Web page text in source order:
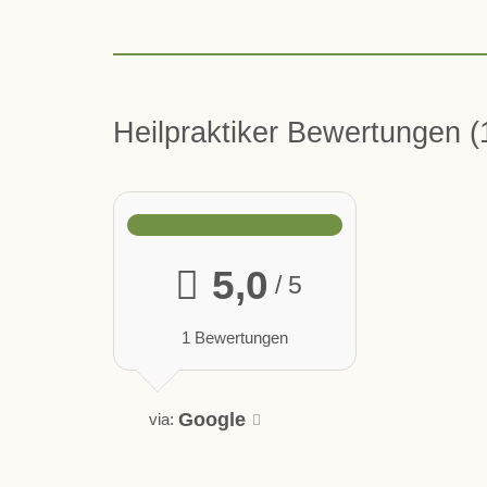
Heilpraktiker Bewertungen
5,0 / 5
1 Bewertungen
via: Google